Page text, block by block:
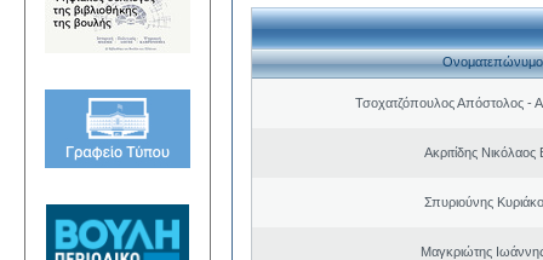
Ονοματεπώνυμο
Τσοχατζόπουλος Απόστολος -
Ακριτίδης Νικόλαος
Σπυριούνης
Μαγκριώτης